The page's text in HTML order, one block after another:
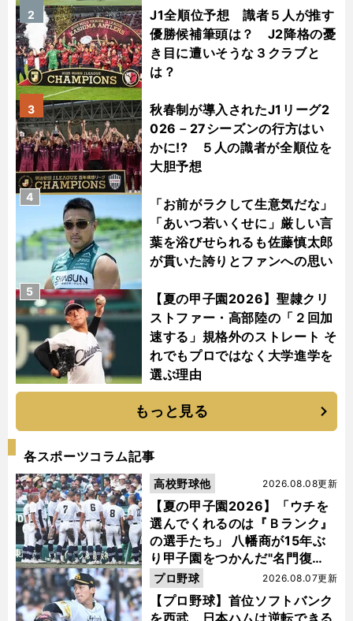
J1全順位予想 識者５人が推す
優勝候補筆頭は？ J2降格の憂
き目に遭いそうな３クラブと
は？
2
秋春制が導入されたJ1リーグ2
026－27シーズンの行方はい
かに!? ５人の識者が全順位を
大胆予想
3
「お前がラクして生意気だな」
「あいつ若いくせに」厳しい言
葉を浴びせられるも佐藤慎太郎
が貫いた誇りとファンへの思い
4
【夏の甲子園2026】聖隷クリ
ストファー・高部陸の「２回加
速する」規格外のストレート そ
れでもプロではなく大学進学を
選ぶ理由
5
もっと見る
各スポーツコラム記事
【夏の甲子園2026】「ウチを
選んでくれるのは『Ｂランク』
の選手たち」 八幡商が15年ぶ
り甲子園をつかんだ"名門復
活"の舞台裏
2026.08.08更新
高校野球他
【プロ野球】首位ソフトバンク
を西武、日本ハムは逆転できる
2026.08.07更新
プロ野球